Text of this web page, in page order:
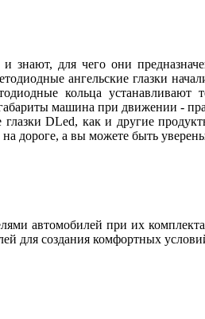
знают, для чего они
ангельские глазки
кольца
машина при движении -
DLed, как и другие
дороге, а вы можете быть
автомобилей при их
для создания комфортных